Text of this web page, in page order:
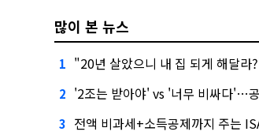
많이 본 뉴스
1 "20년 살았으니 내 집 되게 해달라
2 '2조는 받아야' vs '너무 비싸다'…공차, 매각
3 전액 비과세+소득공제까지 주는